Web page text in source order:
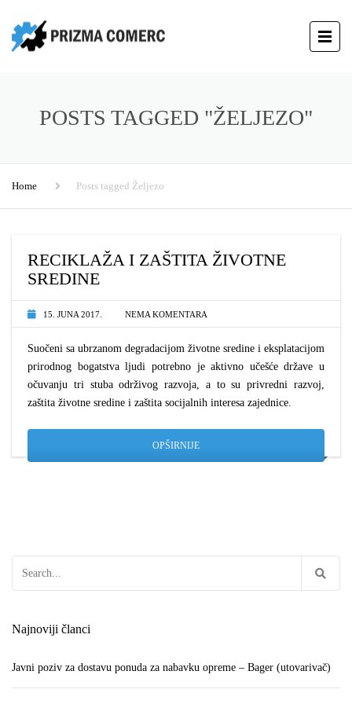
POSTS TAGGED "ŽELJEZO"
Home Posts tagged Željezo
RECIKLAŽA I ZAŠTITA ŽIVOTNE
SREDINE
15. JUNA 2017. NEMA KOMENTARA
Suočeni sa ubrzanom degradacijom životne sredine i eksplatacijom
prirodnog bogatstva ljudi potrebno je aktivno učešće države u
očuvanju tri stuba održivog razvoja, a to su privredni razvoj,
zaštita životne sredine i zaštita socijalnih interesa zajednice.
OPŠIRNIJE
Najnoviji članci
Javni poziv za dostavu ponuda za nabavku opreme – Bager (utovarivač)